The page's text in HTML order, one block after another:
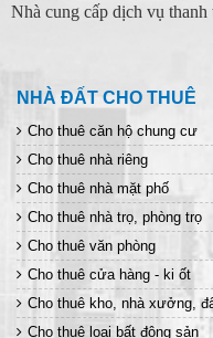
Nhà cung cấp dịch vụ thanh
NHÀ ĐẤT CHO THUÊ
Cho thuê căn hộ chung cư
Cho thuê nhà riêng
Cho thuê nhà mặt phố
Cho thuê nhà trọ, phòng trọ
Cho thuê văn phòng
Cho thuê cửa hàng - ki ốt
Cho thuê kho, nhà xưởng,
Cho thuê loại bất động sản